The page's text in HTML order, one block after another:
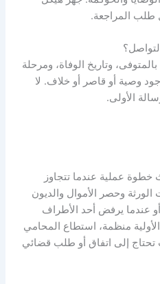
طلب المراجعة.
وتاريخ الوفاة، ومرحلة
وصية أو قاصر أو خلاف. لا
الأولى.
خطوة عملية عندما تتجاوز
الورثة وحصر الأموال والديون
عندما يرفض أحد الأطراف
منظمة، استطاع المحامي
تحتاج إلى اتفاق أو طلب قضائي